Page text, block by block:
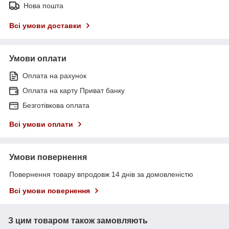
Нова пошта
Всі умови доставки
Умови оплати
Оплата на рахунок
Оплата на карту Приват банку
Безготівкова оплата
Всі умови оплати
Умови повернення
Повернення товару впродовж 14 днів за домовленістю
Всі умови повернення
З цим товаром також замовляють